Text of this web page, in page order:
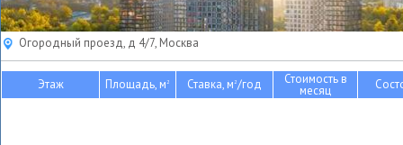
Огородный проезд, д 4/7, Москва
Этаж Площадь, м2 Ставка, м2/год Стоимость в
месяц